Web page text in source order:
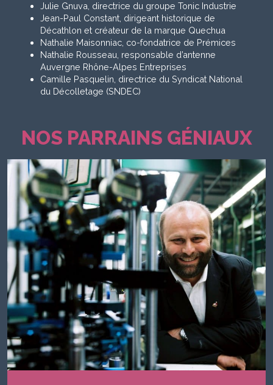
Julie Gnuva, directrice du groupe Tonic Industrie
Jean-Paul Constant, dirigeant historique de
Décathlon et créateur de la marque Quechua
Nathalie Maisonniac, co-fondatrice de Prémices
Nathalie Rousseau, responsable d’antenne
Auvergne Rhône-Alpes Entreprises
Camille Pasquelin, directrice du Syndicat National
du Décolletage (SNDEC)
NOS PARRAINS GÉNIAUX